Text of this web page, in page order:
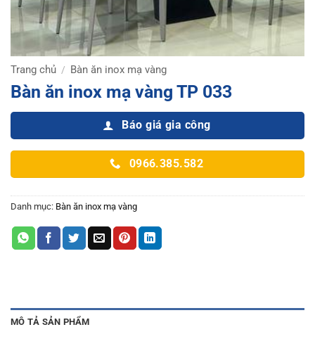
Trang chủ / Bàn ăn inox mạ vàng
Bàn ăn inox mạ vàng TP 033
Báo giá gia công
0966.385.582
Danh mục: Bàn ăn inox mạ vàng
MÔ TẢ SẢN PHẨM